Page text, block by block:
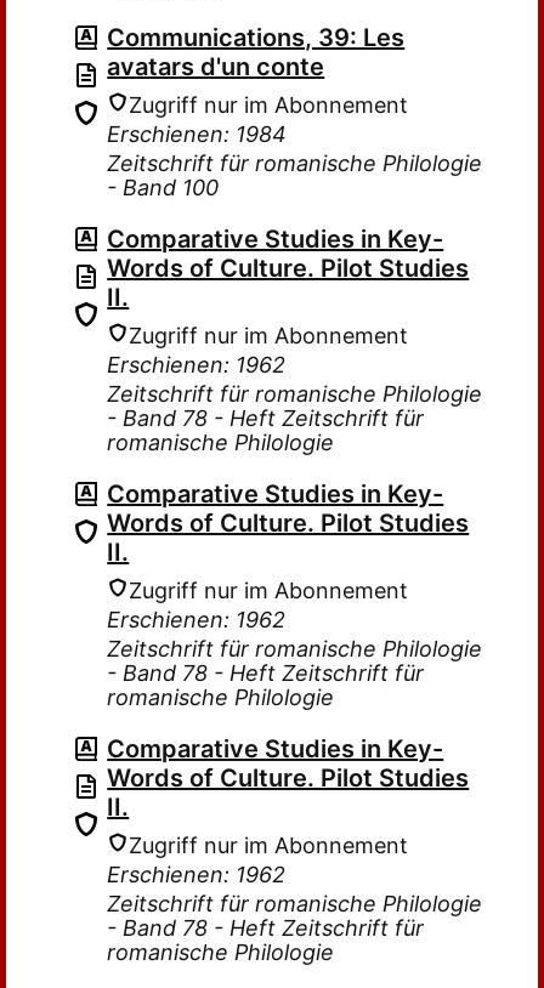
Communications, 39: Les
avatars d'un conte
Zugriff nur im Abonnement
Erschienen: 1984
Zeitschrift für romanische Philologie
- Band 100
Comparative Studies in Key-
Words of Culture. Pilot Studies
II.
Zugriff nur im Abonnement
Erschienen: 1962
Zeitschrift für romanische Philologie
- Band 78 - Heft Zeitschrift für
romanische Philologie
Comparative Studies in Key-
Words of Culture. Pilot Studies
II.
Zugriff nur im Abonnement
Erschienen: 1962
Zeitschrift für romanische Philologie
- Band 78 - Heft Zeitschrift für
romanische Philologie
Comparative Studies in Key-
Words of Culture. Pilot Studies
II.
Zugriff nur im Abonnement
Erschienen: 1962
Zeitschrift für romanische Philologie
- Band 78 - Heft Zeitschrift für
romanische Philologie